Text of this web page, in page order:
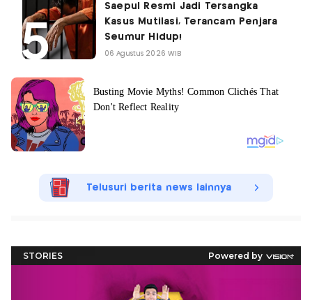
Saepul Resmi Jadi Tersangka
Kasus Mutilasi, Terancam Penjara
Seumur Hidup!
06 Agustus 2026 WIB
Telusuri berita news lainnya